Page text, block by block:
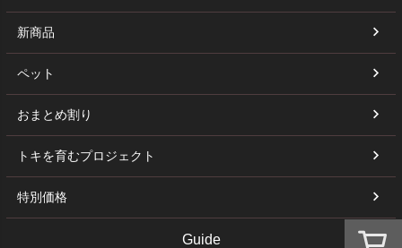
新商品
ペット
おまとめ割り
トキを育むプロジェクト
特別価格
Guide